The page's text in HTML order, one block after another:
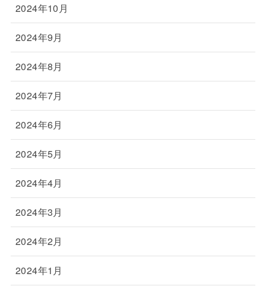
2024年10月
2024年9月
2024年8月
2024年7月
2024年6月
2024年5月
2024年4月
2024年3月
2024年2月
2024年1月